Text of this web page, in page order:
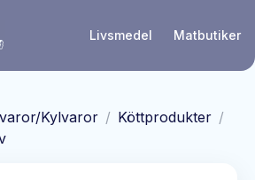
Livsmedel Matbutiker
Kylvaror / Köttprodukter /